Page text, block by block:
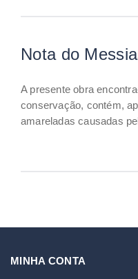
Nota do
A presente obra
conservação, contém,
amareladas causadas
MINHA CONTA